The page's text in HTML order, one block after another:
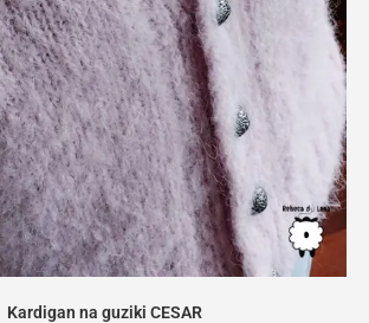
Kardigan na guziki CESAR